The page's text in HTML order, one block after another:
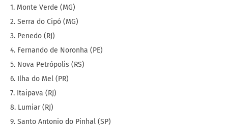
1. Monte Verde (MG)
2. Serra do Cipó (MG)
3. Penedo (RJ)
4. Fernando de Noronha (PE)
5. Nova Petrópolis (RS)
6. Ilha do Mel (PR)
7. Itaipava (RJ)
8. Lumiar (RJ)
9. Santo Antonio do Pinhal (SP)